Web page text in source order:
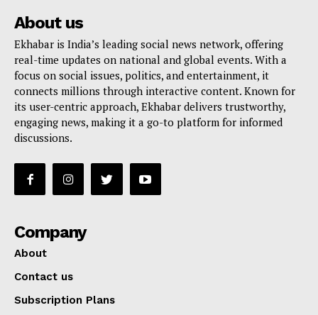
About us
Ekhabar is India’s leading social news network, offering
real-time updates on national and global events. With a
focus on social issues, politics, and entertainment, it
connects millions through interactive content. Known for
its user-centric approach, Ekhabar delivers trustworthy,
engaging news, making it a go-to platform for informed
discussions.
Company
About
Contact us
Subscription Plans